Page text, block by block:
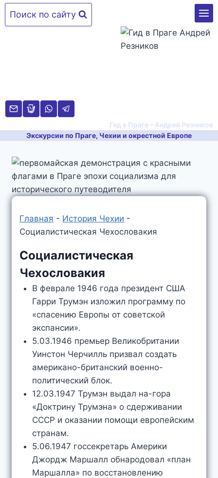
Перейти
Поиск по сайту
Гид в Праге – Андрей Резников
Экскурсии по Праге, Чехии и окрестной Европе
Главная - История Чехии -
Социалистическая Чехословакия
Социалистическая
Чехословакия
В феврале 1946 года президент США
Гарри Трумэн изложил программу по
«спасению Европы от советской
экспансии».
5.03.1946 премьер Великобритании
Уинстон Черчилль призвал создать
американо-британский военно-
политический блок.
12.03.1947 Трумэн выдал на-гора
«Доктрину Трумэна» о сдерживании
СССР и оказании помощи европейским
странам.
5.06.1947 госсекретарь Америки
Джордж Маршалл обнародовал «план
Маршалла» по восстановлению